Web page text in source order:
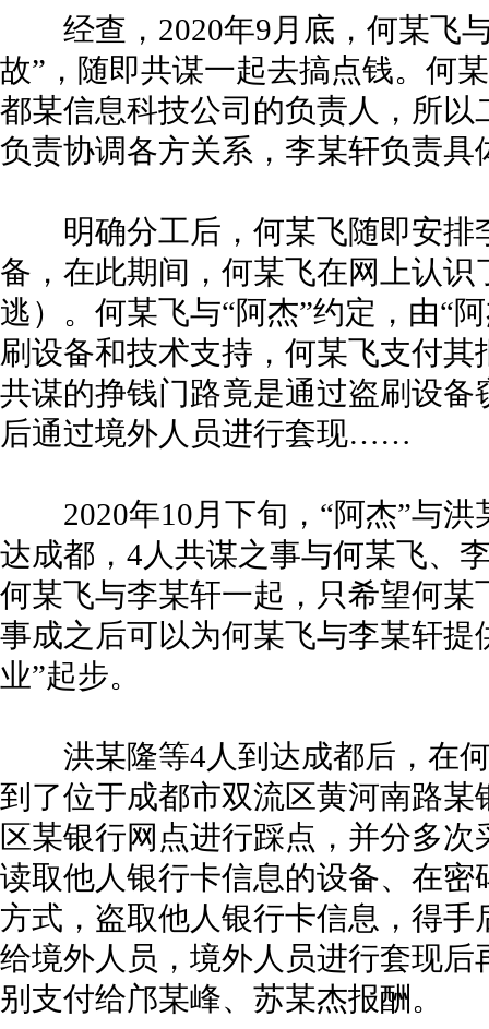
经查，2020年9月底，何某飞与
故”，随即共谋一起去搞点钱。何
都某信息科技公司的负责人，所
负责协调各方关系，李某轩负责具
明确分工后，何某飞随即安排
备，在此期间，何某飞在网上认识
逃）。何某飞与“阿杰”约定，由“
刷设备和技术支持，何某飞支付
共谋的挣钱门路竟是通过盗刷设
后通过境外人员进行套现……
2020年10月下旬，“阿杰”与洪
达成都，4人共谋之事与何某飞、
何某飞与李某轩一起，只希望何
事成之后可以为何某飞与李某轩提
业”起步。
洪某隆等4人到达成都后，在何
到了位于成都市双流区黄河南路
区某银行网点进行踩点，并分多
读取他人银行卡信息的设备、在
方式，盗取他人银行卡信息，得
给境外人员，境外人员进行套现
别支付给邝某峰、苏某杰报酬。